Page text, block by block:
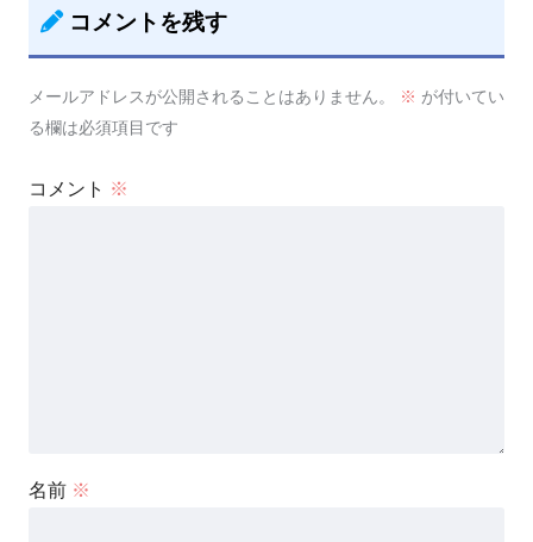
コメントを残す
メールアドレスが公開されることはありません。 ※ が付いてい
る欄は必須項目です
コメント ※
名前 ※